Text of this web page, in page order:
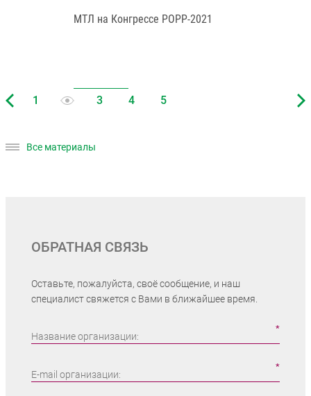
МТЛ на Конгрессе РОРР-2021
Все материалы
ОБРАТНАЯ СВЯЗЬ
Оставьте, пожалуйста, своё сообщение, и наш
специалист свяжется с Вами в ближайшее время.
Название организации:
E-mail организации: